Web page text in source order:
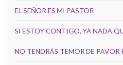
EL SEÑOR ES MI PASTOR
SI ESTOY CONTIGO, YA NADA
NO TENDRÁS TEMOR DE PAVOR